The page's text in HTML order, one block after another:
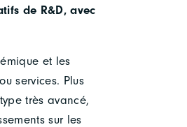
de R&D, avec
et les
services. Plus
très avancé,
sur les